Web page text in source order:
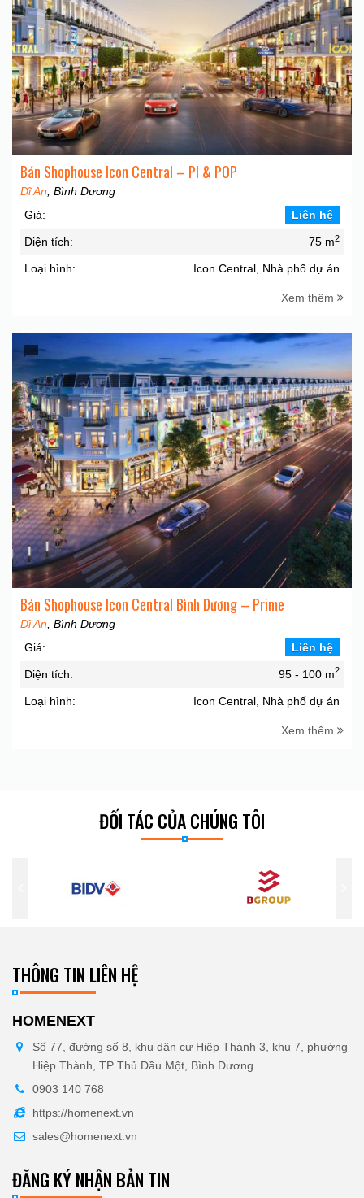
Bán Shophouse Icon Central – PI & POP
Dĩ An , Bình Dương
Giá:
Liên hệ
Diện tích: 75 m2
Loại hình: Icon Central, Nhà phố dự án
Xem thêm
Bán Shophouse Icon Central Bình Dương – Prime
Dĩ An , Bình Dương
Giá:
Liên hệ
Diện tích: 95 - 100 m2
Loại hình: Icon Central, Nhà phố dự án
Xem thêm
ĐỐI TÁC CỦA CHÚNG TÔI
THÔNG TIN LIÊN HỆ
HOMENEXT
Số 77, đường số 8, khu dân cư Hiệp Thành 3, khu 7, phường
Hiệp Thành, TP Thủ Dầu Một, Bình Dương
0903 140 768
https://homenext.vn
sales@homenext.vn
ĐĂNG KÝ NHẬN BẢN TIN